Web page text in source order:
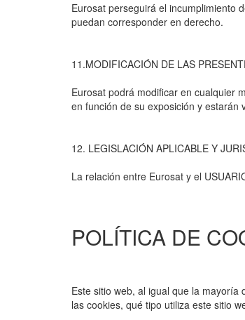
Eurosat perseguirá el incumplimiento
puedan corresponder en derecho.
11.MODIFICACIÓN DE LAS
Eurosat podrá modificar en cualquier
en función de su exposición y estarán
12. LEGISLACIÓN APLICABLE Y
La relación entre Eurosat y el
POLÍTICA DE
Este sitio web, al igual que la
las cookies, qué tipo utiliza este sitio